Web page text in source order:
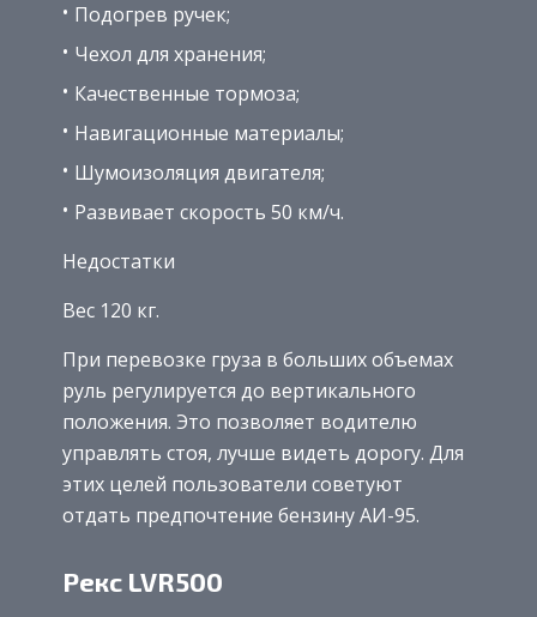
Подогрев ручек;
Чехол для хранения;
Качественные тормоза;
Навигационные материалы;
Шумоизоляция двигателя;
Развивает скорость 50 км/ч.
Недостатки
Вес 120 кг.
При перевозке груза в больших объемах
руль регулируется до вертикального
положения. Это позволяет водителю
управлять стоя, лучше видеть дорогу. Для
этих целей пользователи советуют
отдать предпочтение бензину АИ-95.
Рекс LVR500